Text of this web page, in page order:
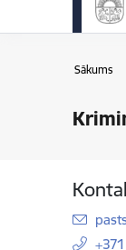
Sākums
E-